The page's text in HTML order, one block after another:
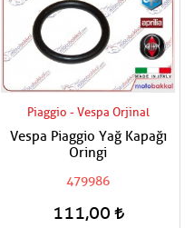
Piaggio - Vespa Orjinal
Vespa Piaggio Yağ Kapağı
Oringi
479986
111,00